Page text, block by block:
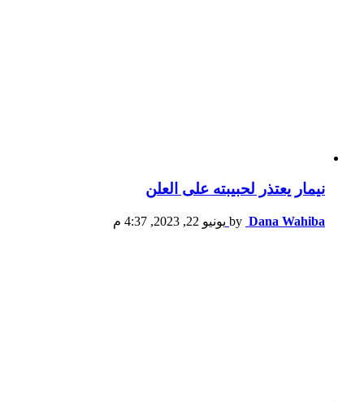
نيمار يعتذر لحبيبته على العلن
by Dana Wahiba يونيو 22, 2023, 4:37 م